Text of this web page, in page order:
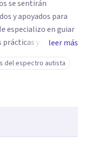
se sentirán
y apoyados para
y dinámicas
dejando de lado las
de trabajar se
hay detrás del
la
la ansiedad, la
así como a
leer más
del espectro autista